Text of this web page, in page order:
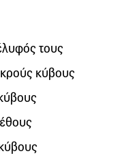
τους
κύβους